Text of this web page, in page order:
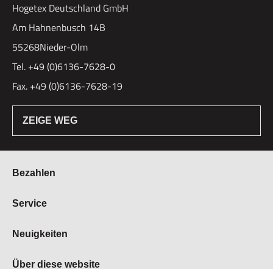
Hogetex Deutschland GmbH
Am Hahnenbusch 14B
55268Nieder-Olm
Tel. +49 (0)6136-7628-0
Fax. +49 (0)6136-7628-19
ZEIGE WEG
Bezahlen
Bestellung & Zahlung
Vertrag widerrufen
Lieferzeiten
Service
Über Hogetex
Kundenservice
Neuigkeiten
Messen
Über diese website